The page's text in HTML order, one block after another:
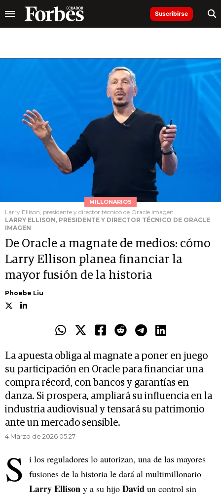
Suscribirse
MILLONARIOS
Larry Ellison, presidente y director técnico de Oracle imagen
LARRY ELLISON, PRESIDENTE Y DIRECTOR TÉCNICO DE ORACLE
IMAGEN
De Oracle a magnate de medios: cómo
Larry Ellison planea financiar la
mayor fusión de la historia
Phoebe Liu
La apuesta obliga al magnate a poner en juego
su participación en Oracle para financiar una
compra récord, con bancos y garantías en
danza. Si prospera, ampliará su influencia en la
industria audiovisual y tensará su patrimonio
ante un mercado sensible.
4 Marzo de 2026 05.27
S i los reguladores lo autorizan, una de las mayores
fusiones de la historia le dará al multimillonario
Larry Ellison y a su hijo David un control sin